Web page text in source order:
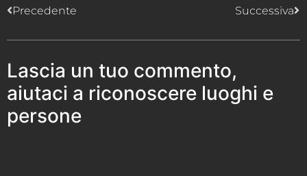
Precedente Successiva
Lascia un tuo commento,
aiutaci a riconoscere luoghi e
persone